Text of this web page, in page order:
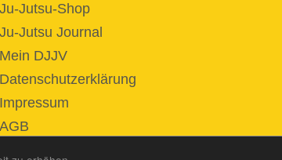
Ju-Jutsu-Shop
Ju-Jutsu Journal
Mein DJJV
Datenschutzerklärung
Impressum
AGB